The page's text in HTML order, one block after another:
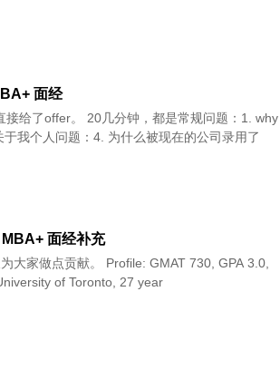
面经
接给了offer。 20几分钟，都是常规问题：1. why
我个人问题：4. 为什么被现在的公司录用了
面经补充
大家做点贡献。 Profile: GMAT 730, GPA 3.0,
of Toronto, 27 year